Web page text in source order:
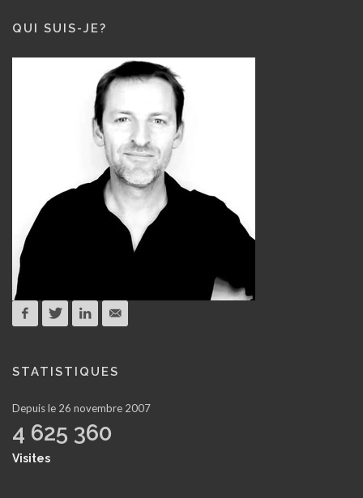
QUI SUIS-JE?
STATISTIQUES
Depuis le 26 novembre 2007
4 625 360
Visites